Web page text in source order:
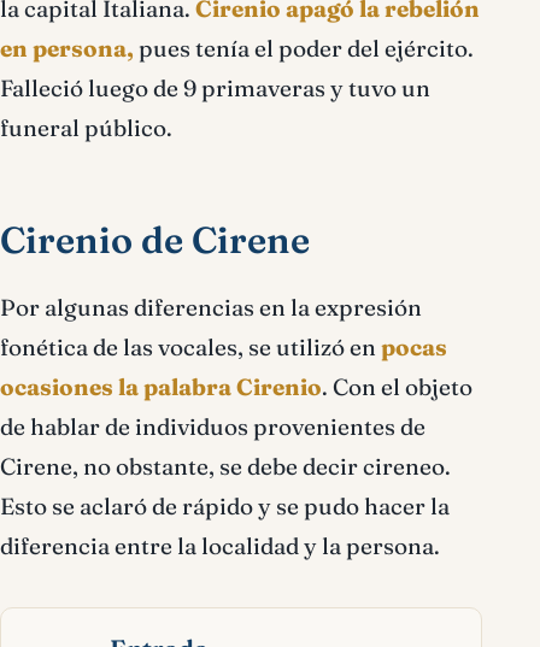
la capital Italiana. Cirenio apagó la rebelión
en persona, pues tenía el poder del ejército.
Falleció luego de 9 primaveras y tuvo un
funeral público.
Cirenio de Cirene
Por algunas diferencias en la expresión
fonética de las vocales, se utilizó en pocas
ocasiones la palabra Cirenio. Con el objeto
de hablar de individuos provenientes de
Cirene, no obstante, se debe decir cireneo.
Esto se aclaró de rápido y se pudo hacer la
diferencia entre la localidad y la persona.